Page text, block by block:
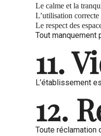
Le calme et la
L’utilisation correcte
Le respect des
Tout manquement
11.
L’établissement
12.
Toute réclamation